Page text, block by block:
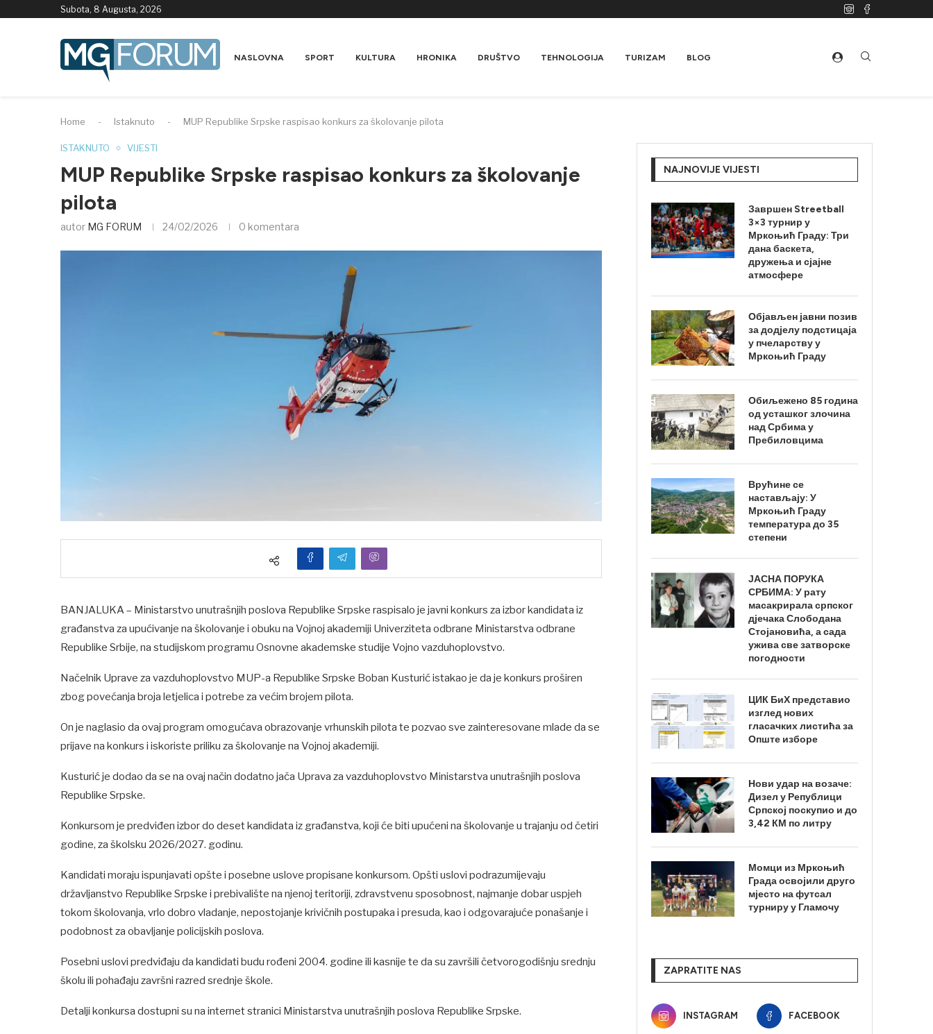
Subota, 8 Augusta, 2026
NASLOVNA SPORT KULTURA HRONIKA DRUŠTVO TEHNOLOGIJA TURIZAM BLOG
Home - Istaknuto - MUP Republike Srpske raspisao konkurs za školovanje pilota
ISTAKNUTO VIJESTI
MUP Republike Srpske raspisao konkurs za školovanje
pilota
autor MG FORUM 24/02/2026 0 komentara
BANJALUKA – Ministarstvo unutrašnjih poslova Republike Srpske raspisalo je javni konkurs za izbor kandidata iz
građanstva za upućivanje na školovanje i obuku na Vojnoj akademiji Univerziteta odbrane Ministarstva odbrane
Republike Srbije, na studijskom programu Osnovne akademske studije Vojno vazduhoplovstvo.
Načelnik Uprave za vazduhoplovstvo MUP-a Republike Srpske Boban Kusturić istakao je da je konkurs proširen
zbog povećanja broja letjelica i potrebe za većim brojem pilota.
On je naglasio da ovaj program omogućava obrazovanje vrhunskih pilota te pozvao sve zainteresovane mlade da se
prijave na konkurs i iskoriste priliku za školovanje na Vojnoj akademiji.
Kusturić je dodao da se na ovaj način dodatno jača Uprava za vazduhoplovstvo Ministarstva unutrašnjih poslova
Republike Srpske.
Konkursom je predviđen izbor do deset kandidata iz građanstva, koji će biti upućeni na školovanje u trajanju od četiri
godine, za školsku 2026/2027. godinu.
Kandidati moraju ispunjavati opšte i posebne uslove propisane konkursom. Opšti uslovi podrazumijevaju
državljanstvo Republike Srpske i prebivalište na njenoj teritoriji, zdravstvenu sposobnost, najmanje dobar uspjeh
tokom školovanja, vrlo dobro vladanje, nepostojanje krivičnih postupaka i presuda, kao i odgovarajuće ponašanje i
podobnost za obavljanje policijskih poslova.
Posebni uslovi predviđaju da kandidati budu rođeni 2004. godine ili kasnije te da su završili četvorogodišnju srednju
školu ili pohađaju završni razred srednje škole.
Detalji konkursa dostupni su na internet stranici Ministarstva unutrašnjih poslova Republike Srpske.
NAJNOVIJE VIJESTI
Завршен Streetball
3×3 турнир у
Мркоњић Граду: Три
дана баскета,
дружења и сјајне
атмосфере
Објављен јавни позив
за додјелу подстицаја
у пчеларству у
Мркоњић Граду
Обиљежено 85 година
од усташког злочина
над Србима у
Пребиловцима
Врућине се
настављају: У
Мркоњић Граду
температура до 35
степени
ЈАСНА ПОРУКА
СРБИМА: У рату
масакрирала српског
дјечака Слободана
Стојановића, а сада
ужива све затворске
погодности
ЦИК БиХ представио
изглед нових
гласачких листића за
Опште изборе
Нови удар на возаче:
Дизел у Републици
Српској поскупио и до
3,42 КМ по литру
Момци из Мркоњић
Града освојили друго
мјесто на футсал
турниру у Гламочу
ZAPRATITE NAS
INSTAGRAM FACEBOOK